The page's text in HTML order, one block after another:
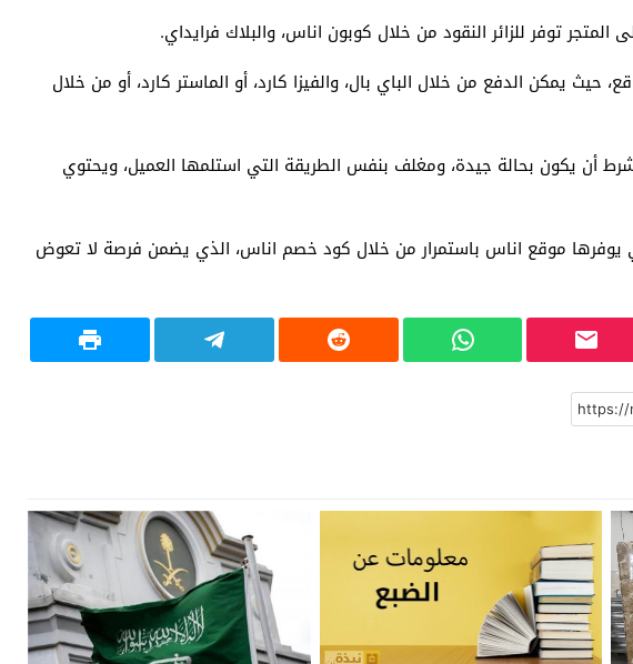
توفر للزائر النقود من خلال كوبون اناس، والبلاك فرايداي.
حيث يمكن الدفع من خلال الباي بال، والفيزا كارد، أو الماستر كارد، أو من خلال
أن يكون بحالة جيدة، ومغلف بنفس الطريقة التي استلمها العميل، ويحتوي
يوفرها موقع اناس باستمرار من خلال كود خصم اناس، الذي يضمن فرصة لا تعوض